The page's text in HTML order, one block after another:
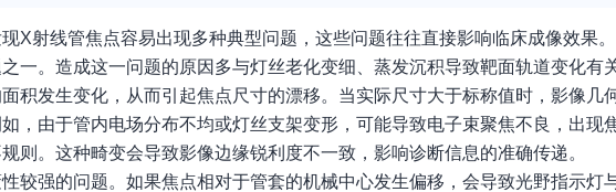
X射线管焦点容易出现多种典型问题，这些问题往往直接影响临床成像效果。
一。造成这一问题的原因多与灯丝老化变细、蒸发沉积导致靶面轨道变化有
积发生变化，从而引起焦点尺寸的漂移。当实际尺寸大于标称值时，影像几
，由于管内电场分布不均或灯丝支架变形，可能导致电子束聚焦不良，出现
则。这种畸变会导致影像边缘锐利度不一致，影响诊断信息的准确传递。
较强的问题。如果焦点相对于管套的机械中心发生偏移，会导致光野指示灯